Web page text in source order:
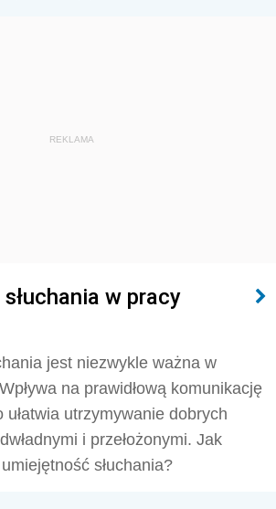
REKLAMA
w pracy
jest niezwykle ważna w
na prawidłową komunikację
ułatwia utrzymywanie dobrych
i przełożonymi. Jak
słuchania?